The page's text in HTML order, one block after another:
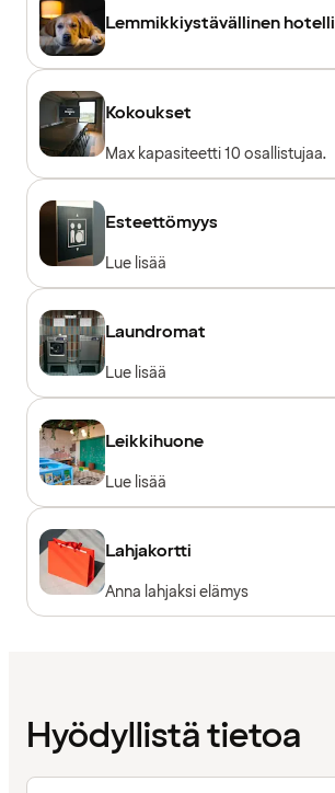
Lemmikkiystävällinen hotelli
Kokoukset
Max kapasiteetti 10 osallistujaa.
Esteettömyys
Lue lisää
Laundromat
Lue lisää
Leikkihuone
Lue lisää
Lahjakortti
Anna lahjaksi elämys
Hyödyllistä tietoa